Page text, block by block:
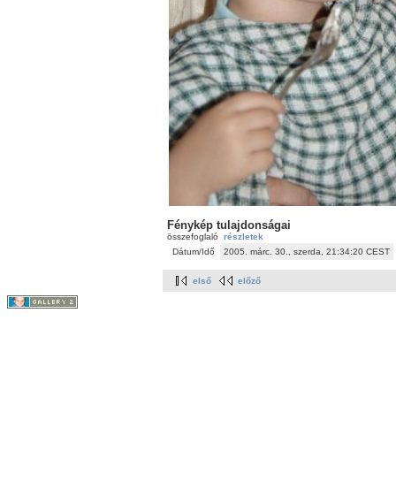
Fénykép tulajdonságai
összefoglaló részletek
Dátum/Idő
2005. márc. 30., szerda, 21:34:20 CEST
első előző